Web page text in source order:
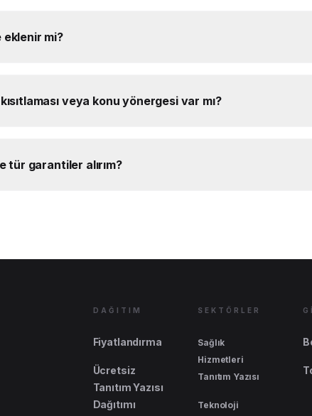
eklenir mi?
veya konu yönergesi var mı?
tür garantiler alırım?
DAĞITIM
Fiyatlandırma
Ücretsiz
Tanıtım Yazısı
Dağıtımı
SEKTÖRLER
Sağlık
Hizmetleri
Tanıtım Yazısı
Teknoloji